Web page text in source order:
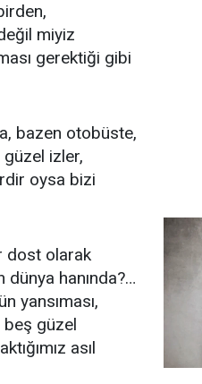
miyiz
gerektiği gibi
bazen otobüste,
güzel izler,
oysa bizi
dost olarak
dünya hanında?…
yansıması,
beş güzel
asıl